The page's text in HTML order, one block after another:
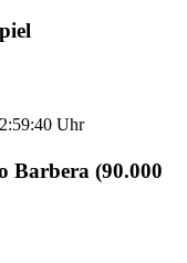
Uhr
Barbera (90.000